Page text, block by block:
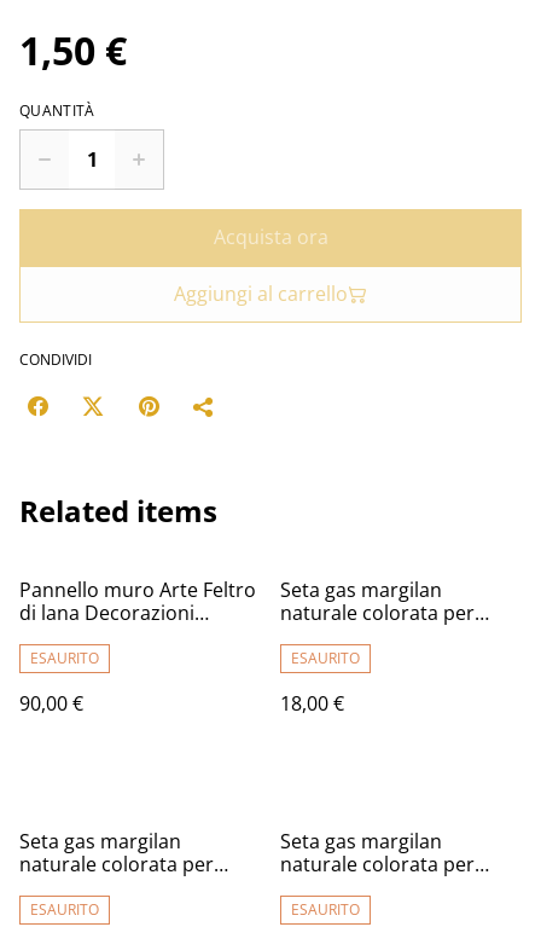
1,50 €
QUANTITÀ
Acquista ora
Aggiungi al carrello
CONDIVIDI
Related items
Pannello muro Arte Feltro
di lana Decorazioni
murale in tessuto ( Su
ordinazione )
ESAURITO
90,00 €
Seta gas margilan
naturale colorata per
2m. (Solo su ordinazione,
scrivere)
ESAURITO
18,00 €
Seta gas margilan
naturale colorata per
2m. (Solo su ordinazione,
ESAURITO
Seta gas margilan
naturale colorata per
2m. (Solo su ordinazione,
ESAURITO